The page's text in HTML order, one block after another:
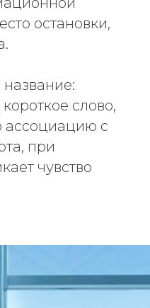
остановки,
слово,
ассоциацию с
при
чувство